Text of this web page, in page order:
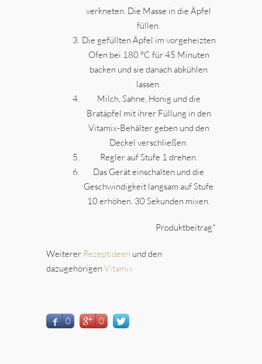
verkneten. Die Masse in die Äpfel
füllen.
Die gefüllten Äpfel im vorgeheizten
Ofen bei 180 °C für 45 Minuten
backen und sie danach abkühlen
lassen.
Milch, Sahne, Honig und die
Bratäpfel mit ihrer Füllung in den
Vitamix-Behälter geben und den
Deckel verschließen.
Regler auf Stufe 1 drehen.
Das Gerät einschalten und die
Geschwindigkeit langsam auf Stufe
10 erhöhen. 30 Sekunden mixen.
Produktbeitrag*
Weiterer Rezeptideen und den
dazugehörigen Vitamix
0 0